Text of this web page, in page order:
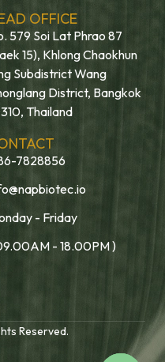
OFFICE
579 Soi Lat Phrao 87
15), Khlong Chaokhun
Subdistrict Wang
District, Bangkok
Thailand
7828856
- Friday
- 18.00PM )
Reserved.